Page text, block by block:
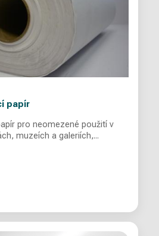
papír
pro neomezené použití v
muzeích a galeriích,...